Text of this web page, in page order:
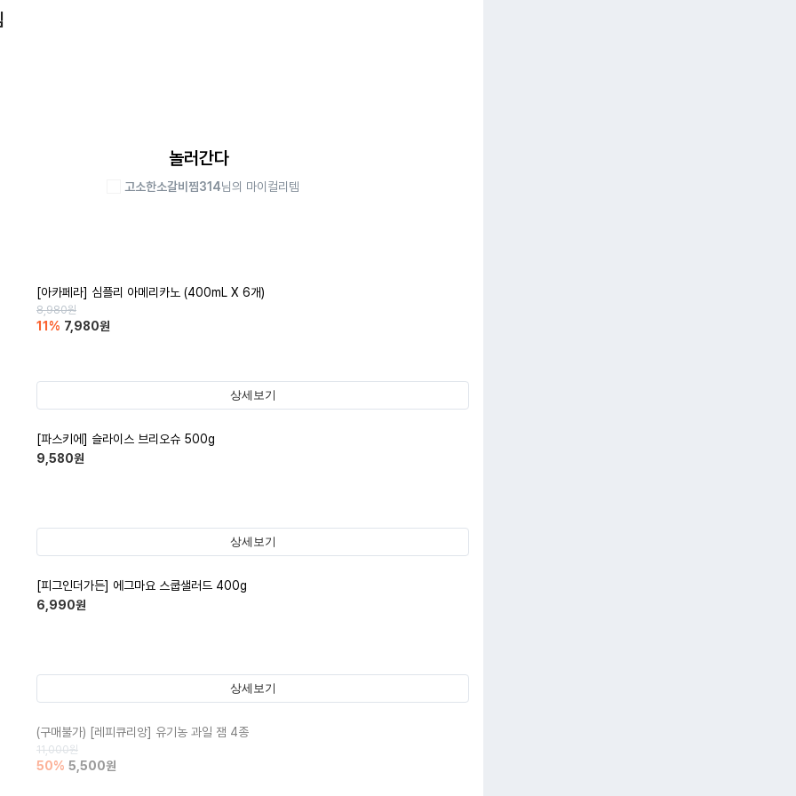
놀러간다
고소한소갈비찜314님의 마이컬리템
[아카페라] 심플리 아메리카노 (400mL X 6개)
8,980원
11 % 7,980원
상세보기
[파스키에] 슬라이스 브리오슈 500g
9,580원
상세보기
[피그인더가든] 에그마요 스쿱샐러드 400g
6,990원
상세보기
(구매불가) [레피큐리앙] 유기농 과일 잼 4종
11,000원
50% 5,500원